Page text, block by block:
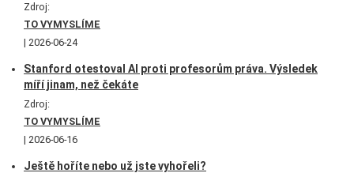
Zdroj:
TO VYMYSLÍME
2026-06-24
Stanford otestoval AI proti profesorům práva. Výsledek
míří jinam, než čekáte
Zdroj:
TO VYMYSLÍME
2026-06-16
Ještě hoříte nebo už jste vyhořeli?